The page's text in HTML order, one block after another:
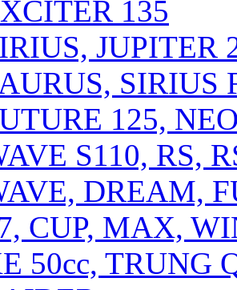
135
JUPITER
SIRIUS
125,
S110, RS,
DREAM,
CUP, MAX,
50cc, TRUNG